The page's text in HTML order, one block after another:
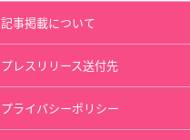
記事掲載について
プレスリリース送付先
プライバシーポリシー